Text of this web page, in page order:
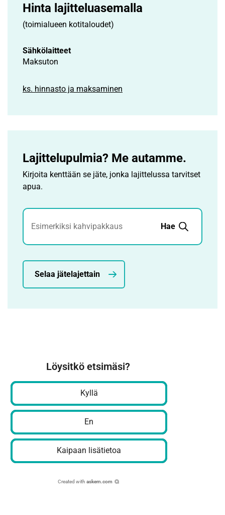
Hinta lajittelu­asemalla
(toimialueen kotitaloudet)
Sähkölaitteet
Maksuton
ks. hinnasto ja maksaminen
Lajittelupulmia? Me autamme.
Kirjoita kenttään se jäte, jonka lajittelussa tarvitset
apua.
Jätehaku
Hae
Selaa jätelajettain
Löysitkö etsimäsi?
Kyllä
En
Kaipaan lisätietoa
Created with askem.com